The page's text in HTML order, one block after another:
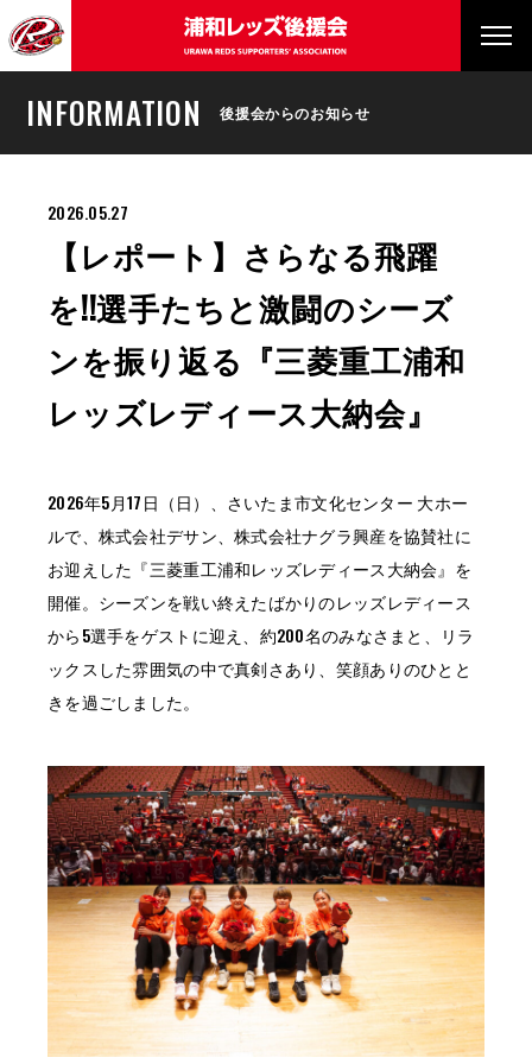
INFORMATION 後援会からのお知らせ
2026.05.27
【レポート】さらなる飛躍
を!!選手たちと激闘のシーズ
ンを振り返る『三菱重工浦和
レッズレディース大納会』
2026年5月17日（日）、さいたま市文化センター 大ホー
ルで、株式会社デサン、株式会社ナグラ興産を協賛社に
お迎えした『三菱重工浦和レッズレディース大納会』を
開催。シーズンを戦い終えたばかりのレッズレディース
から5選手をゲストに迎え、約200名のみなさまと、リラ
ックスした雰囲気の中で真剣さあり、笑顔ありのひとと
きを過ごしました。